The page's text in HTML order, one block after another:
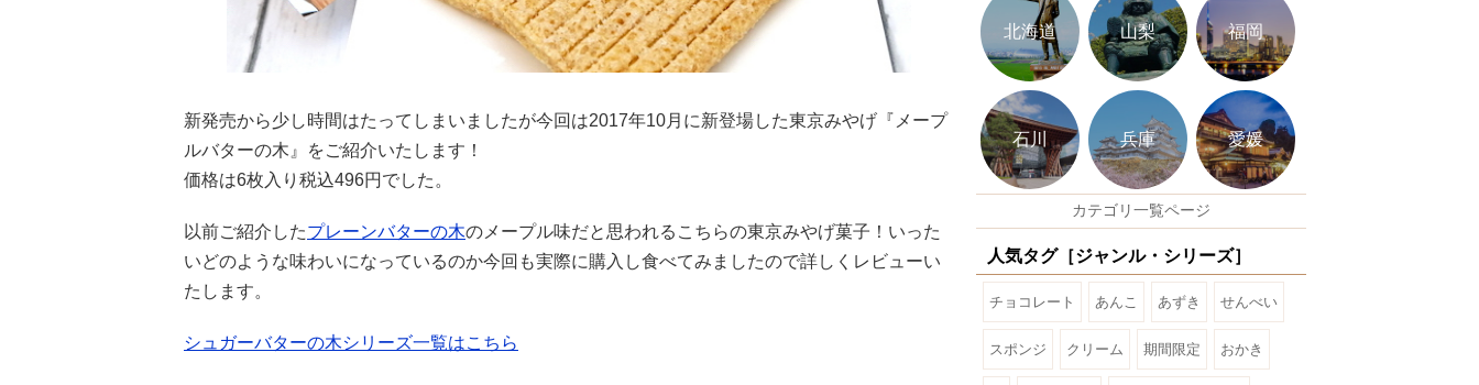
新発売から少し時間はたってしまいましたが今回は2017年10月に新登場した東京みやげ『メープ
ルバターの木』をご紹介いたします！
価格は6枚入り税込496円でした。
以前ご紹介したプレーンバターの木のメープル味だと思われるこちらの東京みやげ菓子！いった
いどのような味わいになっているのか今回も実際に購入し食べてみましたので詳しくレビューい
たします。
シュガーバターの木シリーズ一覧はこちら
北海道 山梨 福岡
石川 兵庫 愛媛
カテゴリ一覧ページ
人気タグ［ジャンル・シリーズ］
チョコレート あんこ あずき せんべい
スポンジ クリーム 期間限定 おかき